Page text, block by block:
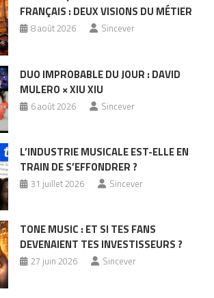
FRANÇAIS : DEUX VISIONS DU MÉTIER
8 août 2026 Sincever
DUO IMPROBABLE DU JOUR : DAVID
MULERO × XIU XIU
6 août 2026 Sincever
L’INDUSTRIE MUSICALE EST-ELLE EN
TRAIN DE S’EFFONDRER ?
31 juillet 2026 Sincever
TONE MUSIC : ET SI TES FANS
DEVENAIENT TES INVESTISSEURS ?
27 juin 2026 Sincever